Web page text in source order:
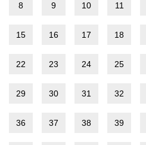
8 9 10 11
15 16 17 18
22 23 24 25
29 30 31 32
36 37 38 39